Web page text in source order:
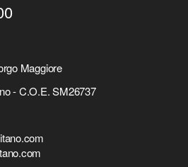
Maggiore
- C.O.E. SM26737